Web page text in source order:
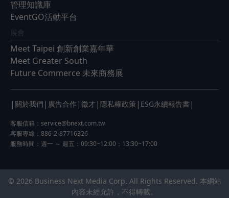
管理知識庫
EventGO活動平台
展會
Meet Taipei 創新創業嘉年華
Meet Greater South
Future Commerce 未來商務展
| 關於我們 | 廣告合作 | 徵才 | 隱私權政策 | ESG永續報告書 |
客服信箱： service@bnext.com.tw
客服專線：886-2-87716326
服務時間：週一 ～ 週五：09:30~12:00；13:30~17:00
© 2026 Business Next Media Corp. All Rights Reserved. 本網站
內容未經允許，不得轉載。